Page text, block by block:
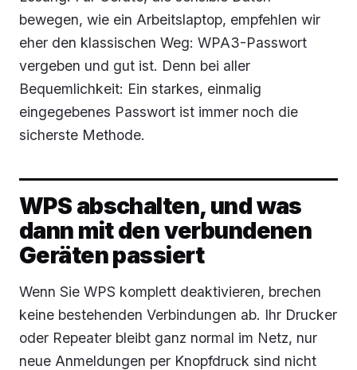
bewegen, wie ein Arbeitslaptop, empfehlen wir
eher den klassischen Weg: WPA3-Passwort
vergeben und gut ist. Denn bei aller
Bequemlichkeit: Ein starkes, einmalig
eingegebenes Passwort ist immer noch die
sicherste Methode.
WPS abschalten, und was
dann mit den verbundenen
Geräten passiert
Wenn Sie WPS komplett deaktivieren, brechen
keine bestehenden Verbindungen ab. Ihr Drucker
oder Repeater bleibt ganz normal im Netz, nur
neue Anmeldungen per Knopfdruck sind nicht